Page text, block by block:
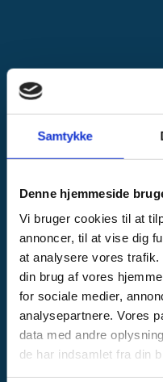
Samtykke
Denne hjemmeside
Vi bruger cookies til at
annoncer, til at vise dig
at analysere vores
din brug af vores
for sociale medier,
analysepartnere. Vores
data med andre
de har indsamlet fra din
Som dit
følgende
Rengøring af hus
Rengøring af loft
Rengøring af kælder
Rengøring af lejlighed
Rengøring af
Ekstra